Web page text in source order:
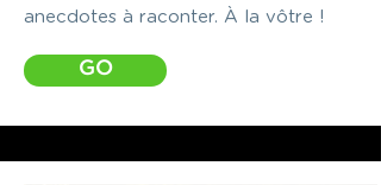
anecdotes à raconter. À la vôtre !
GO